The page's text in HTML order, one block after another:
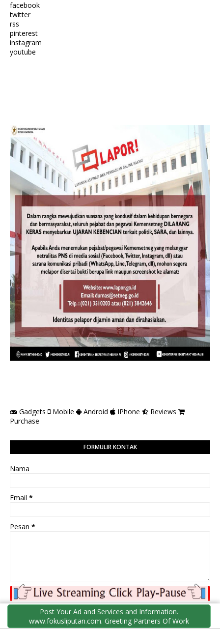
facebook
twitter
rss
pinterest
instagram
youtube
Gadgets Mobile Android IPhone
Reviews
Purchase
FORMULIR KONTAK
Nama
Email *
Pesan *
PEDOMAN PEMBERITAAN MEDIA SIBER
Post Your Ad and Services and Information.
www.fokusliputan.com. Greeting Partners Of Work